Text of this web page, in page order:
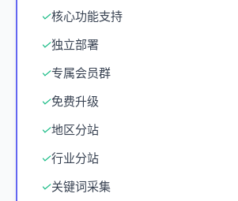
✓核心功能支持
✓独立部署
✓专属会员群
✓免费升级
✓地区分站
✓行业分站
✓关键词采集